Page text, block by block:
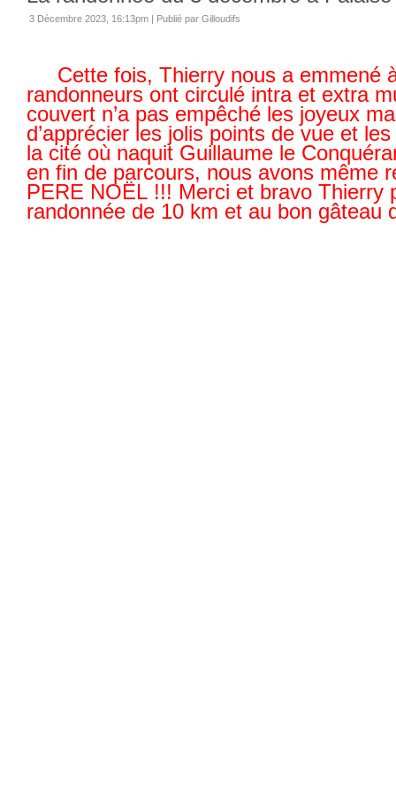
3 Décembre 2023, 16:13pm | Publié par Gilloudifs
Cette fois, Thierry nous a emmené
randonneurs ont circulé intra et extra
couvert n’a pas empêché les joyeux
d’apprécier les jolis points de vue et
la cité où naquit Guillaume le
en fin de parcours, nous avons même
PERE NOËL !!! Merci et bravo Thierry
randonnée de 10 km et au bon gâteau